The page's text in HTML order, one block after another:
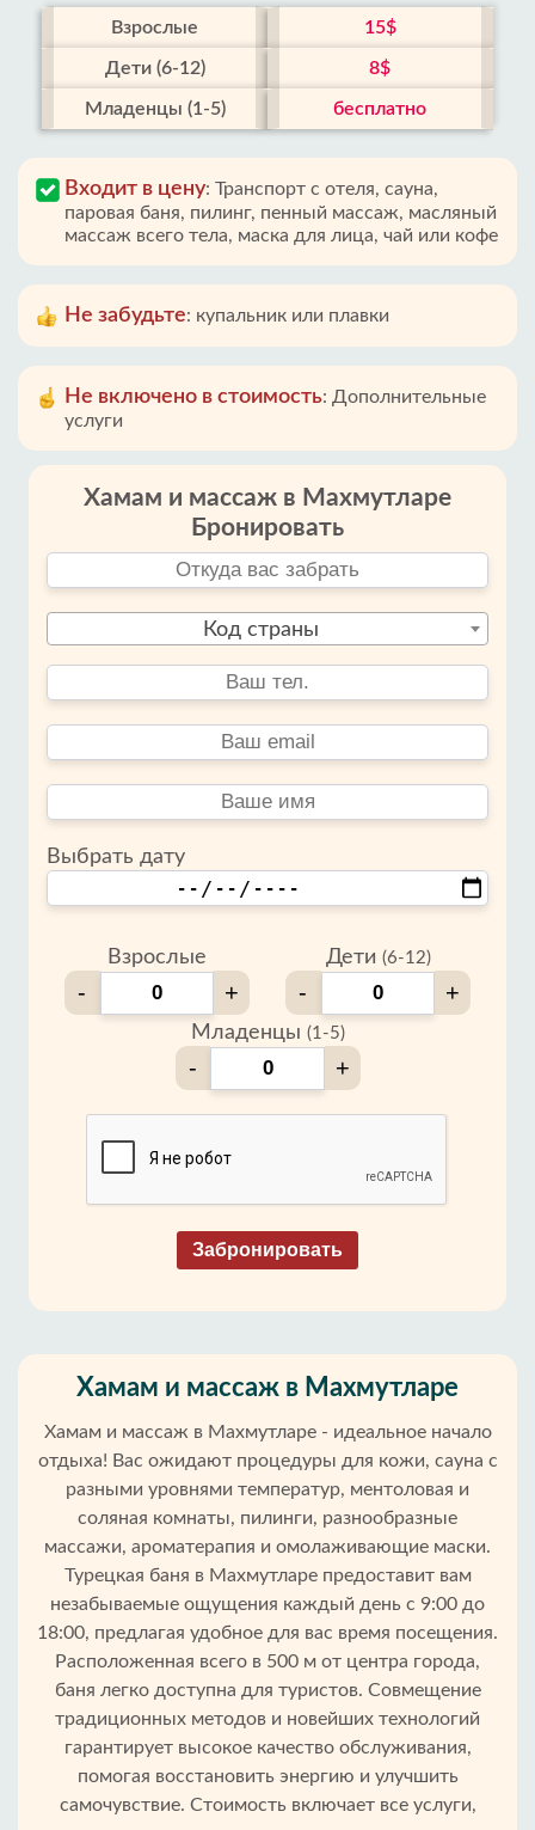
Главная
Махмутлар
Взрослые 15$
Дети (6-12) 8$
Младенцы (1-5) бесплатно
Входит в цену: Транспорт с отеля, сауна,
паровая баня, пилинг, пенный массаж, масляный
массаж всего тела, маска для лица, чай или кофе
Не забудьте: купальник или плавки
Не включено в стоимость: Дополнительные
услуги
Хамам и массаж в Махмутларе
Бронировать
Код страны
Выбрать дату
Взрослые
- +
Дети (6-12)
- +
Младенцы (1-5)
- +
Забронировать
Хамам и массаж в Махмутларе
Хамам и массаж в Махмутларе - идеальное начало
отдыха! Вас ожидают процедуры для кожи, сауна с
разными уровнями температур, ментоловая и
соляная комнаты, пилинги, разнообразные
массажи, ароматерапия и омолаживающие маски.
Турецкая баня в Махмутларе предоставит вам
незабываемые ощущения каждый день с 9:00 до
18:00, предлагая удобное для вас время посещения.
Расположенная всего в 500 м от центра города,
баня легко доступна для туристов. Совмещение
традиционных методов и новейших технологий
гарантирует высокое качество обслуживания,
помогая восстановить энергию и улучшить
самочувствие. Стоимость включает все услуги,